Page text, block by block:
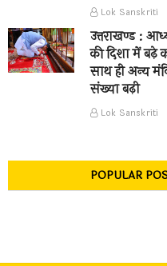
Lok Sanskriti
उत्तराखण्ड :
की दिशा में बढ़े
साथ ही अन्य
संख्या बढ़ी
Lok Sanskriti
POPULAR